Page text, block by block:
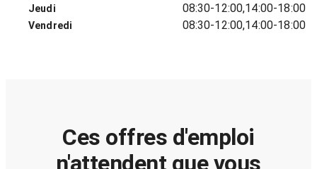
Jeudi 08:30-12:00,14:00-18:00
Vendredi 08:30-12:00,14:00-18:00
Ces offres d'emploi
n'attendent que vous